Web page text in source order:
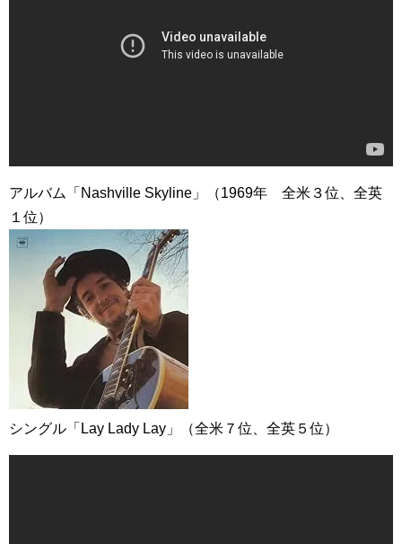
アルバム「Nashville Skyline」（1969年 全米３位、全英
１位）
シングル「Lay Lady Lay」（全米７位、全英５位）